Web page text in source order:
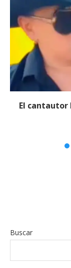
El cantautor
Buscar